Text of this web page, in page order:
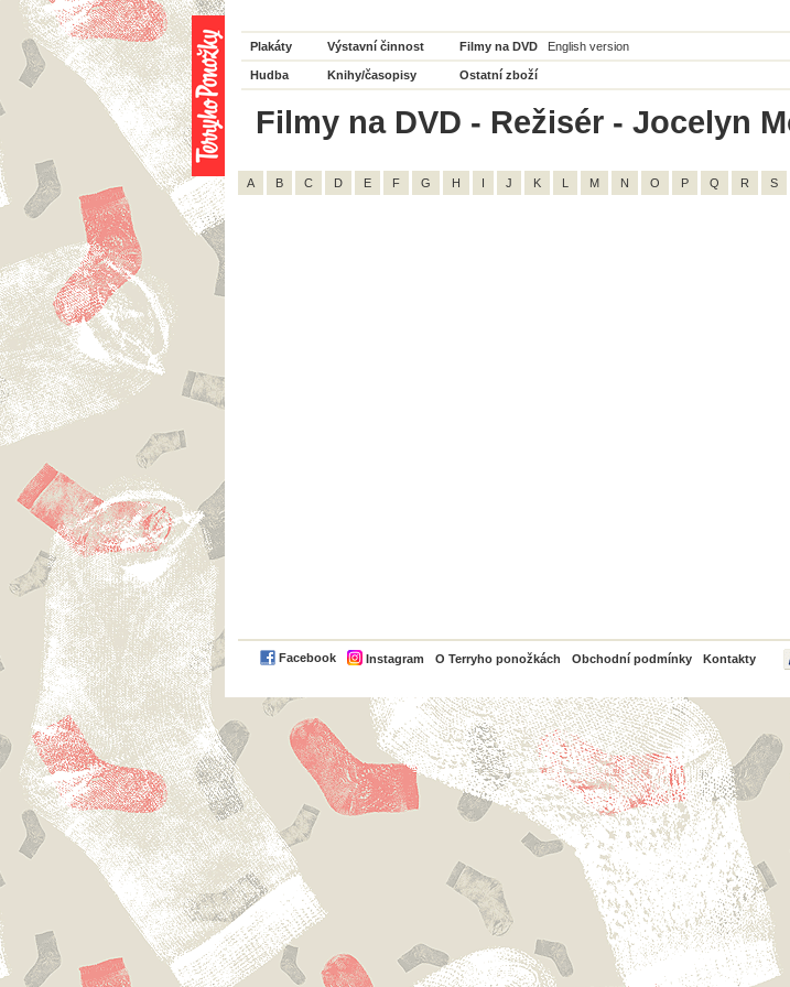
Plakáty Výstavní činnost Filmy na DVD English version
Hudba Knihy/časopisy Ostatní zboží
Filmy na DVD - Režisér - Jocelyn
A B C D E F G H I J K L M N O P Q R S
Facebook Instagram O Terryho ponožkách Obchodní podmínky Kontakty
PayPal